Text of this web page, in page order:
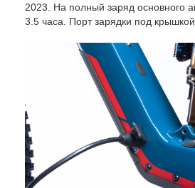
2023. На полный заряд основного
3.5 часа. Порт зарядки под